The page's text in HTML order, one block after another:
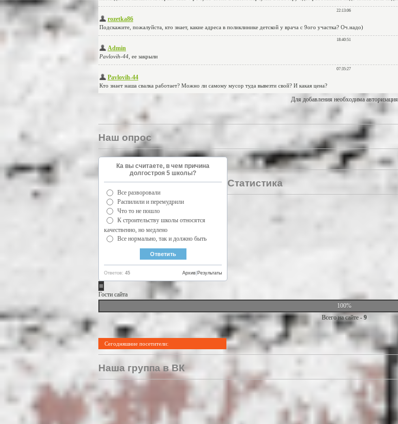
Для добавления необходима авторизация
Наш опрос
Ка вы считаете, в чем причина
долгостроя 5 школы?
Все разворовали
Распилили и перемудрили
Что то не пошло
К строительству школы относятся
качественно, но медлено
Все нормально, так и должно быть
Ответов: 45 Результаты
Архив
Статистика
Гости сайта
100%
Всего на сайте - 9
Сегодняшние посетители:
Наша группа в ВК